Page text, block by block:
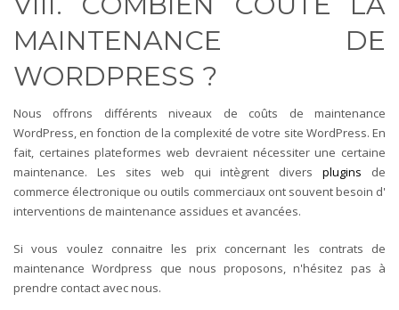
MAINTENANCE DE
WORDPRESS ?
Nous offrons différents niveaux de coûts de maintenance
WordPress, en fonction de la complexité de votre site WordPress. En
fait, certaines plateformes web devraient nécessiter une certaine
maintenance. Les sites web qui intègrent diversplugins
de
commerce électronique ou outils commerciaux ont souvent besoin d'
interventions de maintenance assidues et avancées.
Si vous voulez connaitre les prix concernant les contrats de
maintenance Wordpress que nous proposons, n'hésitez pas à
prendre contact avec nous.